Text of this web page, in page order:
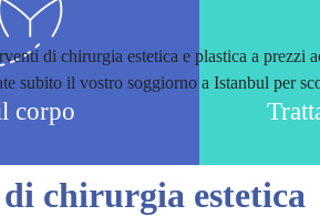
corpo
di chirurgia estetica e plastica a prezzi
subito il vostro soggiorno a Istanbul per
chirurgia estetica